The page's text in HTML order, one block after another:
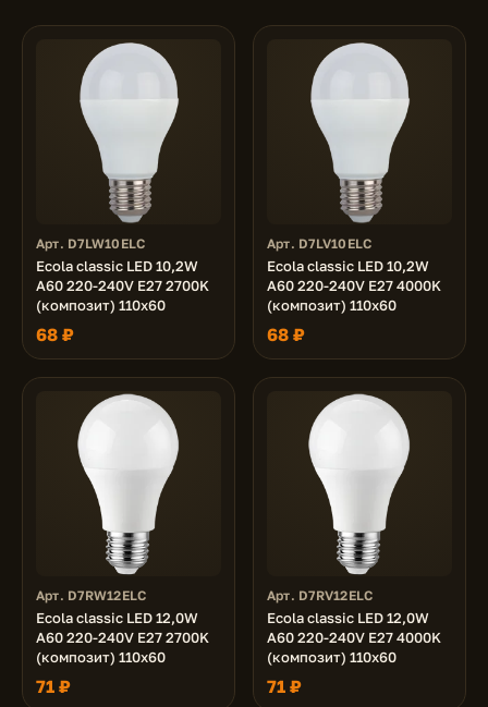
Арт. D7LW10ELC
Ecola classic LED 10,2W
A60 220-240V E27 2700K
(композит) 110x60
68 ₽
Арт. D7LV10ELC
Ecola classic LED 10,2W
A60 220-240V E27 4000K
(композит) 110x60
68 ₽
Арт. D7RW12ELC
Ecola classic LED 12,0W
A60 220-240V E27 2700K
(композит) 110x60
71 ₽
Арт. D7RV12ELC
Ecola classic LED 12,0W
A60 220-240V E27 4000K
(композит) 110x60
71 ₽